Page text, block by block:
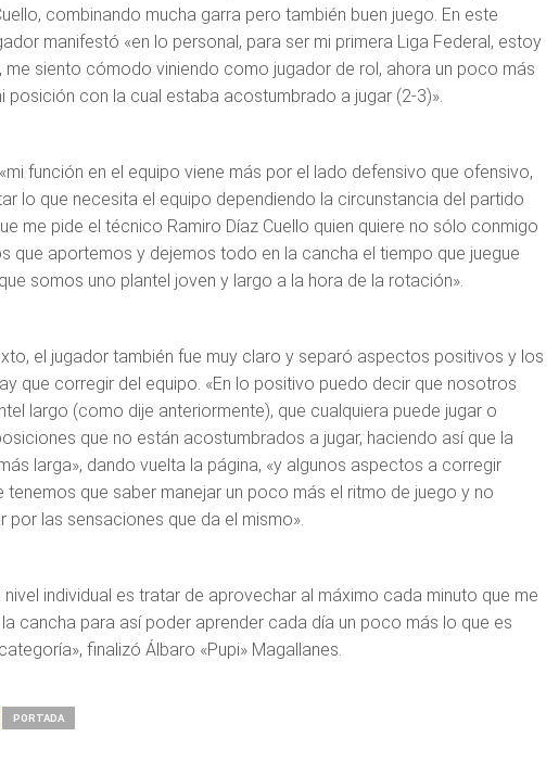
combinando mucha garra pero también buen juego. En este
manifestó «en lo personal, para ser mi primera Liga Federal, estoy
me siento cómodo viniendo como jugador de rol, ahora un poco más
posición con la cual estaba acostumbrado a jugar (2-3)».
función en el equipo viene más por el lado defensivo que ofensivo,
lo que necesita el equipo dependiendo la circunstancia del partido
me pide el técnico Ramiro Díaz Cuello quien quiere no sólo conmigo
que aportemos y dejemos todo en la cancha el tiempo que juegue
somos uno plantel joven y largo a la hora de la rotación».
el jugador también fue muy claro y separó aspectos positivos y los
que corregir del equipo. «En lo positivo puedo decir que nosotros
largo (como dije anteriormente), que cualquiera puede jugar o
que no están acostumbrados a jugar, haciendo así que la
larga», dando vuelta la página, «y algunos aspectos a corregir
tenemos que saber manejar un poco más el ritmo de juego y no
por las sensaciones que da el mismo».
nivel individual es tratar de aprovechar al máximo cada minuto que me
cancha para así poder aprender cada día un poco más lo que es
finalizó Álbaro «Pupi» Magallanes.
PORTADA